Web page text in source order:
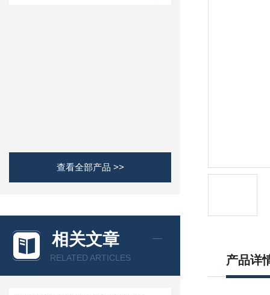
查看全部产品 >>
相关文章
RELATED ARTICLES 产品详